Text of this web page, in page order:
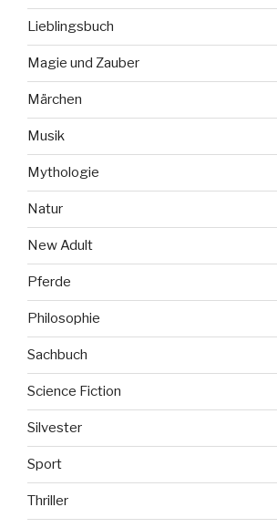
Lieblingsbuch
Magie und Zauber
Märchen
Musik
Mythologie
Natur
New Adult
Pferde
Philosophie
Sachbuch
Science Fiction
Silvester
Sport
Thriller